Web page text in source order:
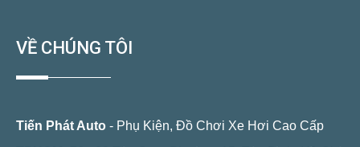
VỀ CHÚNG TÔI
Tiến Phát Auto - Phụ Kiện, Đồ Chơi Xe Hơi Cao Cấp